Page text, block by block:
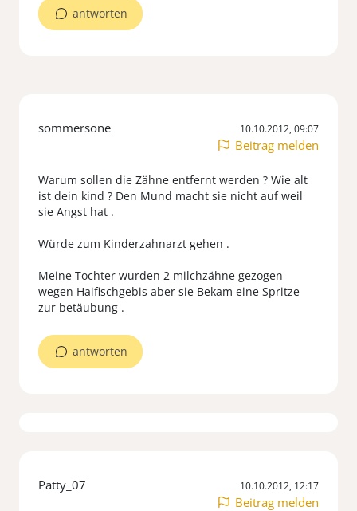
antworten
sommersone 10.10.2012, 09:07
Beitrag melden
Warum sollen die Zähne entfernt werden ? Wie alt
ist dein kind ? Den Mund macht sie nicht auf weil
sie Angst hat .
Würde zum Kinderzahnarzt gehen .
Meine Tochter wurden 2 milchzähne gezogen
wegen Haifischgebis aber sie Bekam eine Spritze
zur betäubung .
antworten
Patty_07 10.10.2012, 12:17
Beitrag melden